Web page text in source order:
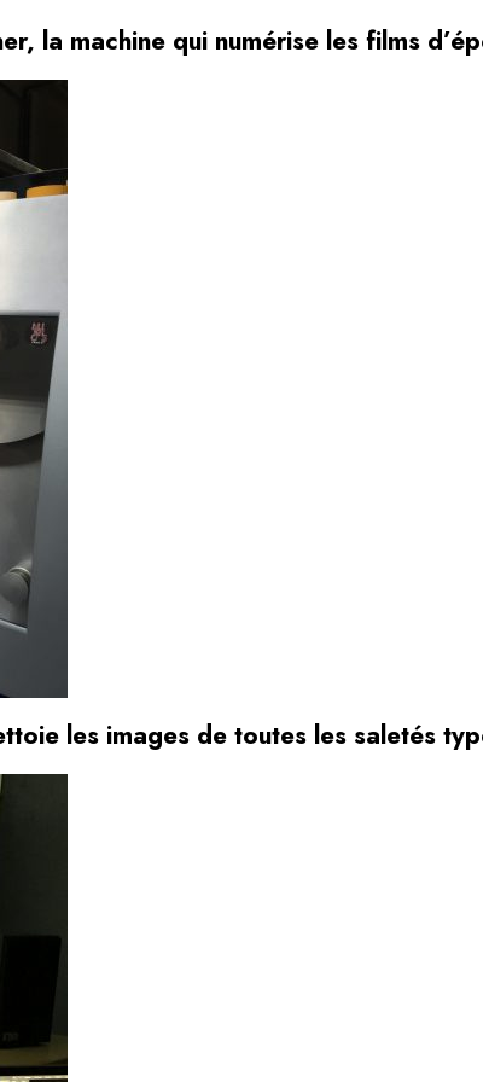
la machine qui numérise les films
les images de toutes les saletés